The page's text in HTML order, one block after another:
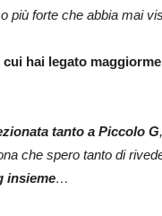
più forte che abbia mai
hai legato
tanto a Piccolo G
che spero tanto di
insieme…